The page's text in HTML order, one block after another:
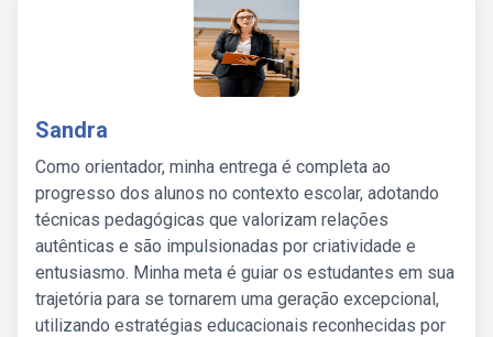
Sandra
Como orientador, minha entrega é completa ao
progresso dos alunos no contexto escolar, adotando
técnicas pedagógicas que valorizam relações
autênticas e são impulsionadas por criatividade e
entusiasmo. Minha meta é guiar os estudantes em sua
trajetória para se tornarem uma geração excepcional,
utilizando estratégias educacionais reconhecidas por